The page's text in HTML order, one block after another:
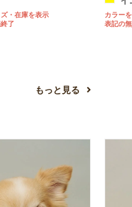
・在庫を表示
了
もっと見る
カラー
表記の